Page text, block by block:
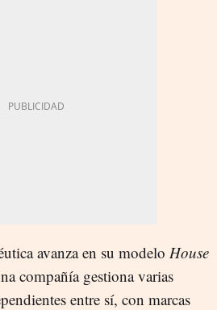
avanza en su modelo House
compañía gestiona varias
entre sí, con marcas